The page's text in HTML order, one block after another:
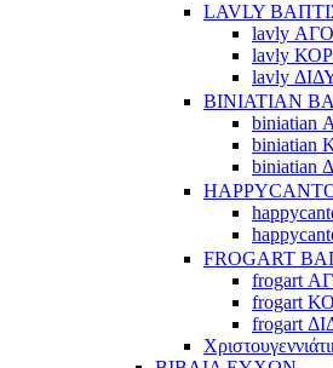
LAVLY
lavly
lavly
lavly
ΒΙΝΙΑΤΙΑΝ
biniatian
biniatian
biniatian
FROGART
frogart
frogart
frogart